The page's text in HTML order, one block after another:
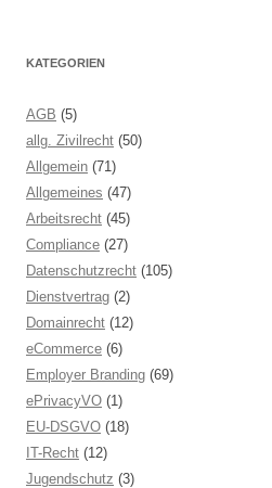
KATEGORIEN
AGB (5)
allg. Zivilrecht (50)
Allgemein (71)
Allgemeines (47)
Arbeitsrecht (45)
Compliance (27)
Datenschutzrecht (105)
Dienstvertrag (2)
Domainrecht (12)
eCommerce (6)
Employer Branding (69)
ePrivacyVO (1)
EU-DSGVO (18)
IT-Recht (12)
Jugendschutz (3)